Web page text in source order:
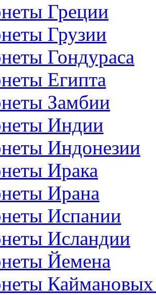
Греции
Грузии
Гондураса
Египта
Замбии
Индии
Индонезии
Ирака
Ирана
Испании
Исландии
Йемена
Каймановых